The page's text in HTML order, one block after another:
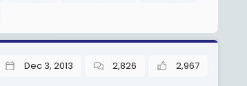
Dec 3, 2013 2,826 2,967